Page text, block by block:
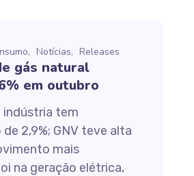
Notícias Releases
gás natural
em outubro
indústria tem
2,9%; GNV teve alta
mais
na geração elétrica,